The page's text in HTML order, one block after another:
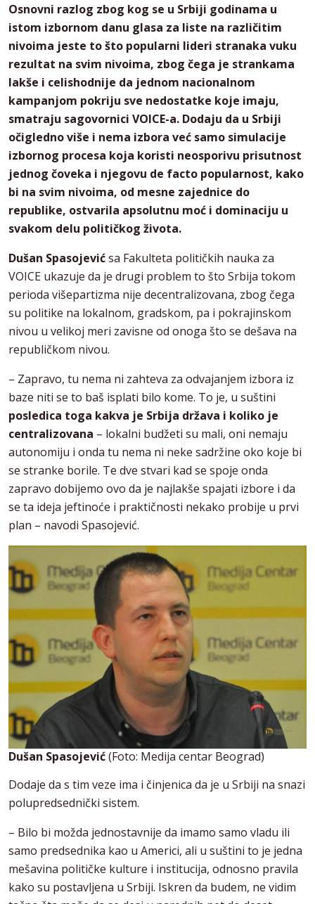
Osnovni razlog zbog kog se u Srbiji godinama u
istom izbornom danu glasa za liste na različitim
nivoima jeste to što popularni lideri stranaka vuku
rezultat na svim nivoima, zbog čega je strankama
lakše i celishodnije da jednom nacionalnom
kampanjom pokriju sve nedostatke koje imaju,
smatraju sagovornici VOICE-a. Dodaju da u Srbiji
očigledno više i nema izbora već samo simulacije
izbornog procesa koja koristi neosporivu prisutnost
jednog čoveka i njegovu de facto popularnost, kako
bi na svim nivoima, od mesne zajednice do
republike, ostvarila apsolutnu moć i dominaciju u
svakom delu političkog života.
Dušan Spasojevićsa Fakulteta političkih nauka za
VOICE ukazuje da je drugi problem to što Srbija tokom
perioda višepartizma nije decentralizovana, zbog čega
su politike na lokalnom, gradskom, pa i pokrajinskom
nivou u velikoj meri zavisne od onoga što se dešava na
republičkom nivou.
– Zapravo, tu nema ni zahteva za odvajanjem izbora iz
baze niti se to baš isplati bilo kome. To je, u suštini
posledica toga kakva je Srbija država i koliko je
centralizovana – lokalni budžeti su mali, oni nemaju
autonomiju i onda tu nema ni neke sadržine oko koje bi
se stranke borile. Te dve stvari kad se spoje onda
zapravo dobijemo ovo da je najlakše spajati izbore i da
se ta ideja jeftinoće i praktičnosti nekako probije u prvi
plan – navodi Spasojević.
Dušan Spasojević(Foto: Medija centar Beograd)
Dodaje da s tim veze ima i činjenica da je u Srbiji na snazi
polupredsednički sistem.
– Bilo bi možda jednostavnije da imamo samo vladu ili
samo predsednika kao u Americi, ali u suštini to je jedna
mešavina političke kulture i institucija, odnosno pravila
kako su postavljena u Srbiji. Iskren da budem, ne vidim